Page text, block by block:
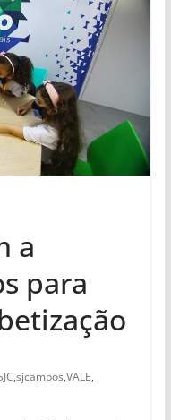
a
para
,sjcampos,VALE,